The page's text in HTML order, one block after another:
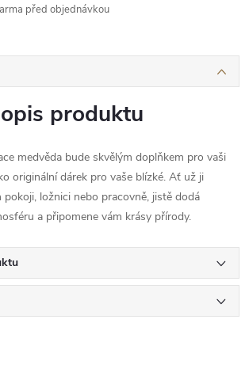
před objednávkou
produktu
medvěda bude skvělým doplňkem pro vaši
originální dárek pro vaše blízké. Ať už ji
ložnici nebo pracovně, jistě dodá
a připomene vám krásy přírody.